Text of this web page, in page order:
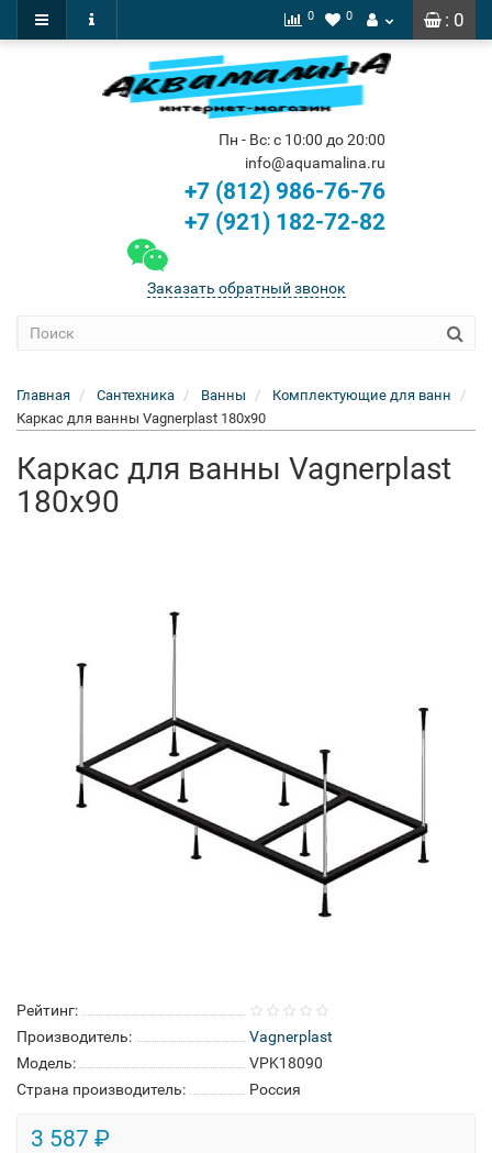
: 0
0 0
Пн - Вс: с 10:00 до 20:00
info@aquamalina.ru
+7 (812) 986-76-76
+7 (921) 182-72-82
Заказать обратный звонок
Главная Сантехника Ванны
Комплектующие для ванн
Каркас для ванны Vagnerplast 180х90
Каркас для ванны Vagnerplast
180х90
Рейтинг:
Производитель:
Vagnerplast
Модель:
VPK18090
Страна производитель:
Россия
3 587 ₽